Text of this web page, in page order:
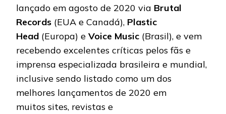
lançado em agosto de 2020 via Brutal
Records (EUA e Canadá), Plastic
Head (Europa) e Voice Music (Brasil), e vem
recebendo excelentes críticas pelos fãs e
imprensa especializada brasileira e mundial,
inclusive sendo listado como um dos
melhores lançamentos de 2020 em
muitos sites, revistas e